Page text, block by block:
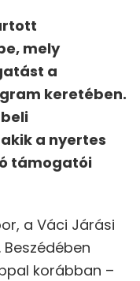
mely
a
keretében.
a nyertes
támogatói
a Váci Járási
korábban –